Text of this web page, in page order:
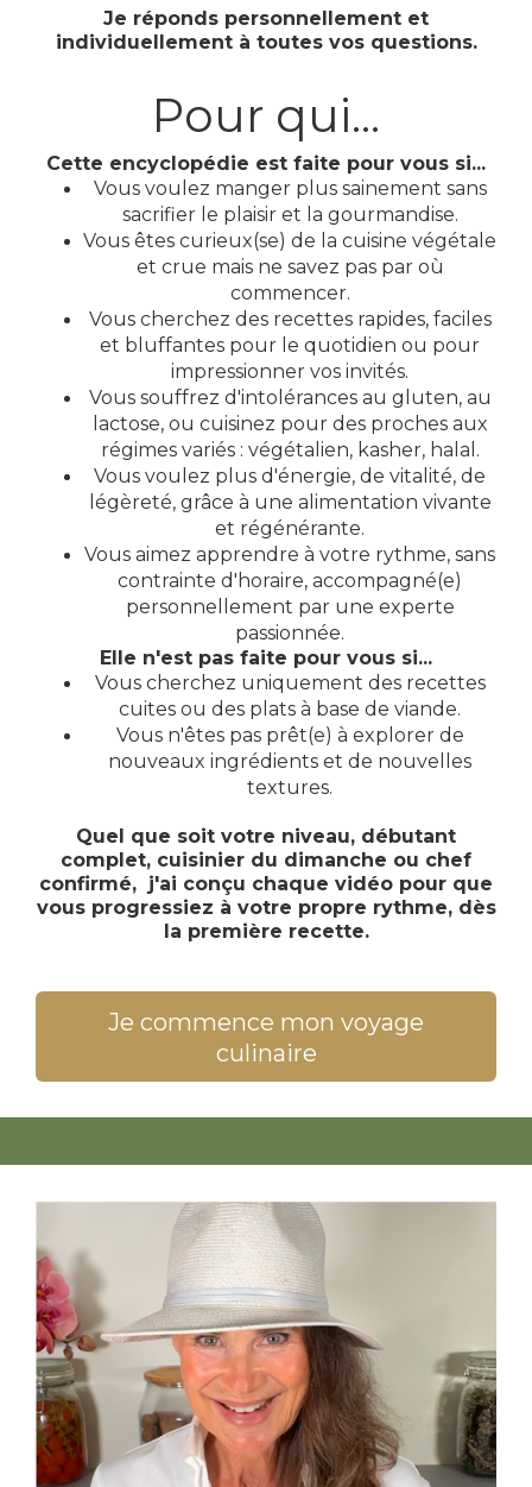
Je réponds personnellement et
individuellement à toutes vos questions.
Pour qui...
Cette encyclopédie est faite pour vous si...
Vous voulez manger plus sainement sans
sacrifier le plaisir et la gourmandise.
Vous êtes curieux(se) de la cuisine végétale
et crue mais ne savez pas par où
commencer.
Vous cherchez des recettes rapides, faciles
et bluffantes pour le quotidien ou pour
impressionner vos invités.
Vous souffrez d'intolérances au gluten, au
lactose, ou cuisinez pour des proches aux
régimes variés : végétalien, kasher, halal.
Vous voulez plus d'énergie, de vitalité, de
légèreté, grâce à une alimentation vivante
et régénérante.
Vous aimez apprendre à votre rythme, sans
contrainte d'horaire, accompagné(e)
personnellement par une experte
passionnée.
Elle n'est pas faite pour vous si...
Vous cherchez uniquement des recettes
cuites ou des plats à base de viande.
Vous n'êtes pas prêt(e) à explorer de
nouveaux ingrédients et de nouvelles
textures.
Quel que soit votre niveau, débutant
complet, cuisinier du dimanche ou chef
confirmé, j'ai conçu chaque vidéo pour que
vous progressiez à votre propre rythme, dès
la première recette.
Je commence mon voyage
culinaire